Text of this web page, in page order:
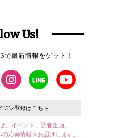
Us!
で最新情報をゲット！
ジン登録はこちら
、イベント、読者企画、
応募情報をお届けします。